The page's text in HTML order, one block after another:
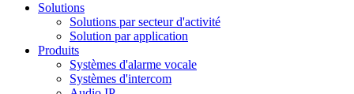
Solutions
Solutions par secteur d'activité
Solution par application
Produits
Systèmes d'alarme vocale
Systèmes d'intercom